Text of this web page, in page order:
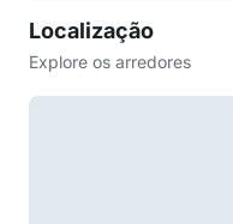
Localização
Explore os arredores